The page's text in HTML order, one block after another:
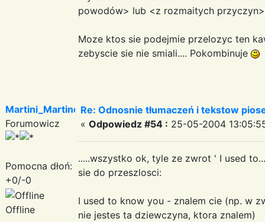
powodów> lub <z rozmaitych
Moze ktos sie podejmie przelozyc ten
zebyscie sie nie smiali.... Pokombinuje
Martini_Martinez
Forumowicz
Pomocna dłoń:
+0/-0
Offline
Re: Odnosnie tłumaczeń i tekstow
« Odpowiedz #54 : 25-05-2004
.....wszystko ok, tyle ze zwrot ' I used
sie do przeszlosci:
I used to know you - znalem cie (np. w
nie jestes ta dziewczyna, ktora znalem)